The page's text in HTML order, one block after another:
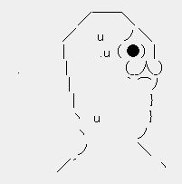
／￣￣＼
／ u ノ ＼
| .u （ ●） | 他の
. | （__人_）
| ｀ ⌒ﾉ
| }
ヽ u }
ヽ ノ
ノ ＼
／´ ヽ